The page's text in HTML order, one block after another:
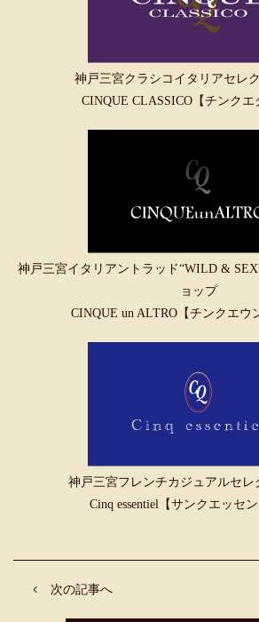
神戸三宮クラシコイタリアセレ
CINQUE CLASSICO【チンクエ
神戸三宮イタリアントラッド“WILD &
ョップ
CINQUE un ALTRO【チンクエウ
神戸三宮フレンチカジュアルセレ
Cinq essentiel【サンクエッセン
次の記事へ